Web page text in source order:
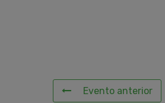
Evento anterior